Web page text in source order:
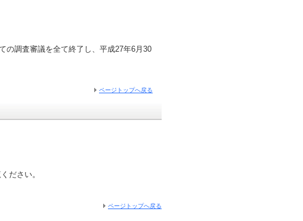
調査審議を全て終了し、平成27年6月30
ページトップへ戻る
ださい。
ページトップへ戻る